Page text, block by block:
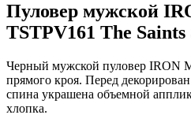
Пуловер мужской
TSTPV161 The
Черный мужской пуловер IRON
прямого кроя. Перед
спина украшена объемной
хлопка.